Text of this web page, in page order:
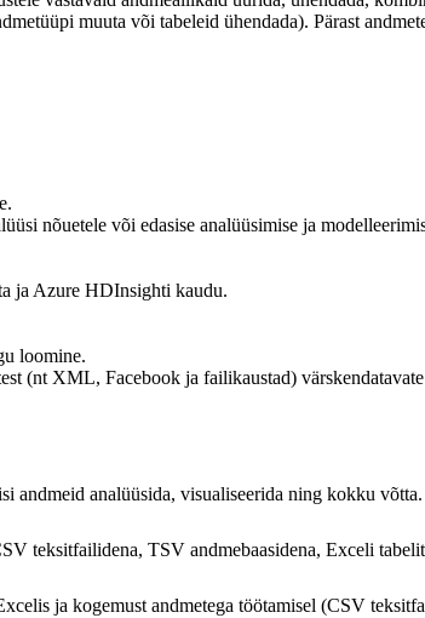
muuta või tabeleid ühendada). Pärast
nõuetele või edasise analüüsimise ja
ja Azure HDInsighti kaudu.
loomine.
(nt XML, Facebook ja failikaustad)
andmeid analüüsida, visualiseerida ning kokku võtta.
teksitfailidena, TSV andmebaasidena, Exceli
ja kogemust andmetega töötamisel (CSV